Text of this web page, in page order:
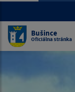
Bušince
Oficiálna stránka